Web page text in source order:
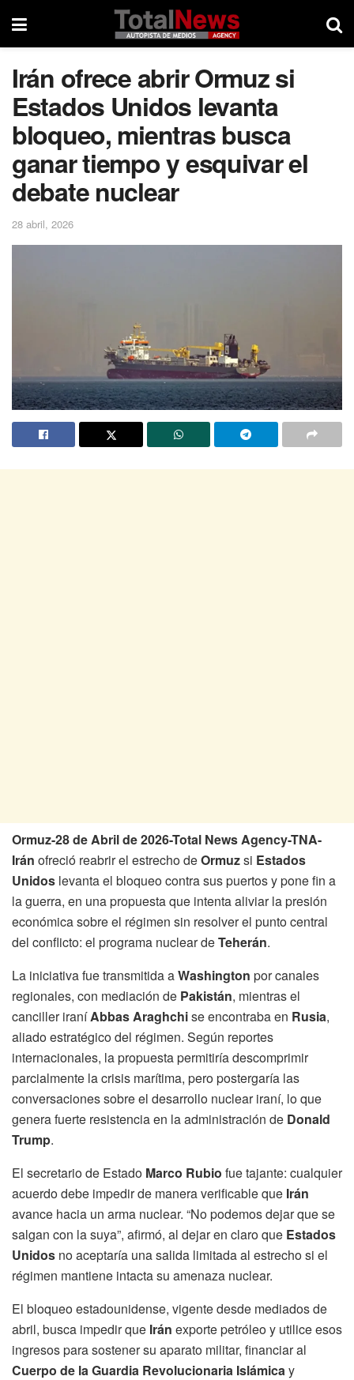
Irán ofrece abrir Ormuz si
Estados Unidos levanta
bloqueo, mientras busca
ganar tiempo y esquivar el
debate nuclear
28 abril, 2026
Ormuz-28 de Abril de 2026-Total News Agency-TNA-
Irán ofreció reabrir el estrecho deOrmuzsi Estados
Unidos levanta el bloqueo contra sus puertos y pone fin a
la guerra, en una propuesta que intenta aliviar la presión
económica sobre el régimen sin resolver el punto central
del conflicto: el programa nuclear deTeherán.
La iniciativa fue transmitida aWashington por canales
regionales, con mediación de Pakistán, mientras el
canciller iraníAbbas Araghchise encontraba en Rusia,
aliado estratégico del régimen. Según reportes
internacionales, la propuesta permitiría descomprimir
parcialmente la crisis marítima, pero postergaría las
conversaciones sobre el desarrollo nuclear iraní, lo que
genera fuerte resistencia en la administración de Donald
Trump.
El secretario de Estado Marco Rubio fue tajante: cualquier
acuerdo debe impedir de manera verificable que Irán
avance hacia un arma nuclear. “No podemos dejar que se
salgan con la suya”, afirmó, al dejar en claro que Estados
Unidos no aceptaría una salida limitada al estrecho si el
régimen mantiene intacta su amenaza nuclear.
El bloqueo estadounidense, vigente desde mediados de
abril, busca impedir que Irán exporte petróleo y utilice esos
ingresos para sostener su aparato militar, financiar al
Cuerpo de la Guardia Revolucionaria Islámicay